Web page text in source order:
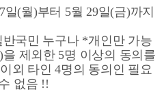
(월)부터 5월 29일(금)까지
국민 누구나 *개인만 가능
제외한 5명 이상의 동의를
외 타인 4명의 동의인 필요
없음 !!